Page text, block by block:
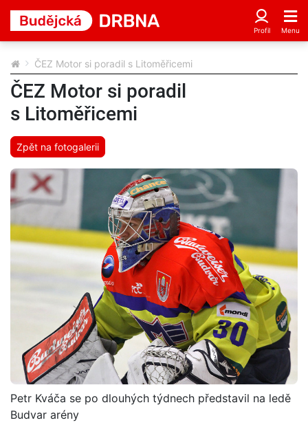
ČEZ Motor si poradil s Litoměřicemi
ČEZ Motor si poradil
s Litoměřicemi
Zpět na fotogalerii
Petr Kváča se po dlouhých týdnech představil na ledě
Budvar arény